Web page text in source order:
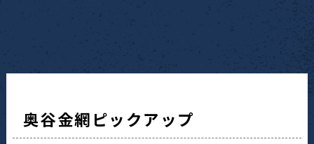
奥谷金網ピックアップ